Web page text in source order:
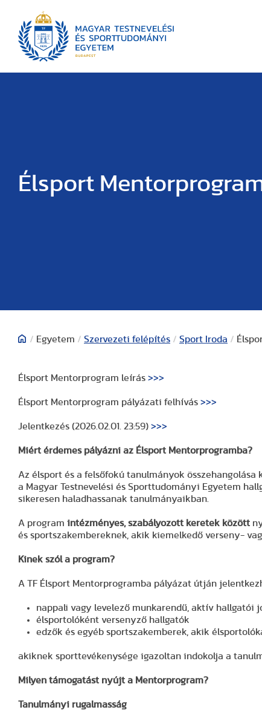
Élsport
/ Egyetem / Szervezeti felépítés / Sport Iroda /
Élsport Mentorprogram leírás >>>
Élsport Mentorprogram pályázati felhívás >>>
Jelentkezés (2026.02.01. 23:59) >>>
Miért érdemes pályázni az Élsport Mentorprogramba?
Az élsport és a felsőfokú tanulmányok összehangolása
a Magyar Testnevelési és Sporttudományi Egyetem
sikeresen haladhassanak tanulmányaikban.
A program intézményes, szabályozott keretek között
és sportszakembereknek, akik kiemelkedő verseny-
Kinek szól a program?
A TF Élsport Mentorprogramba pályázat útján
nappali vagy levelező munkarendű, aktív hallgatói
élsportolóként versenyző hallgatók
edzők és egyéb sportszakemberek, akik
akiknek sporttevékenysége igazoltan indokolja a
Milyen támogatást nyújt a Mentorprogram?
Tanulmányi rugalmasság